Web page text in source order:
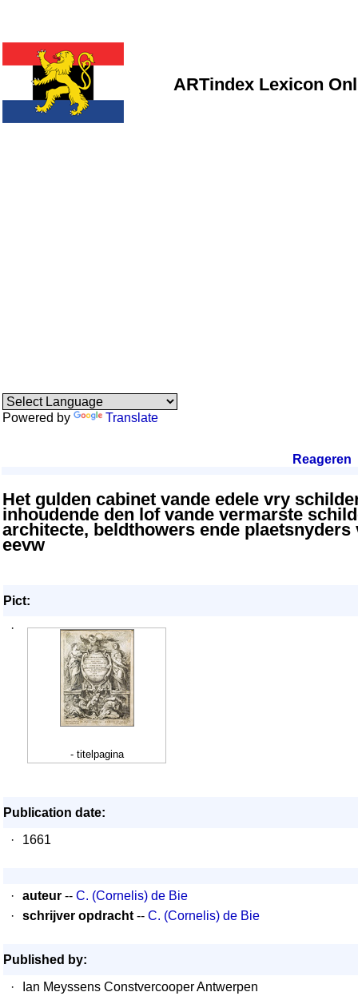
ARTindex Lexicon
Powered by Translate
Reageren
Het gulden cabinet vande edele vry
inhoudende den lof vande vermarste
architecte, beldthowers ende plaetsnyders
eevw
Pict:
·
- titelpagina
Publication date:
·
1661
· auteur -- C. (Cornelis) de Bie
·
schrijver opdracht -- C. (Cornelis) de Bie
Published by:
·
Ian Meyssens Constvercooper Antwerpen